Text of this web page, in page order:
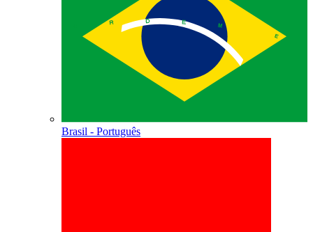
Brasil - Português